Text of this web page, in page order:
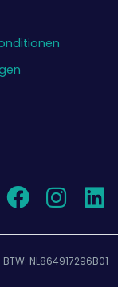
NL864917296B01